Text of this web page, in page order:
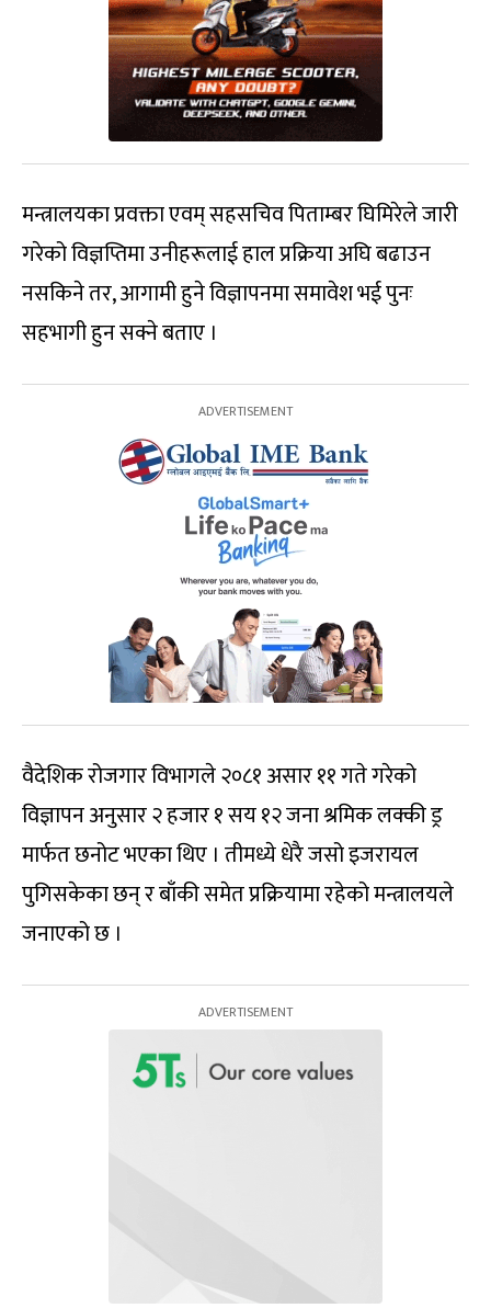
मन्त्रालयका प्रवक्ता एवम् सहसचिव पिताम्बर घिमिरेले जारी
गरेको विज्ञप्तिमा उनीहरूलाई हाल प्रक्रिया अघि बढाउन
नसकिने तर, आगामी हुने विज्ञापनमा समावेश भई पुनः
सहभागी हुन सक्ने बताए ।
वैदेशिक रोजगार विभागले २०८१ असार ११ गते गरेको
विज्ञापन अनुसार २ हजार १ सय १२ जना श्रमिक लक्की ड्र
मार्फत छनोट भएका थिए । तीमध्ये धेरै जसो इजरायल
पुगिसकेका छन् र बाँकी समेत प्रक्रियामा रहेको मन्त्रालयले
जनाएको छ ।